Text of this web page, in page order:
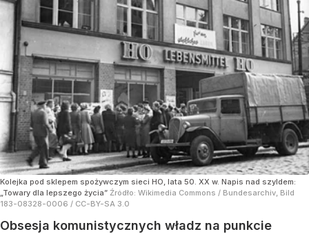
Kolejka pod sklepem spożywczym sieci HO, lata 50. XX w. Napis nad szyldem:
„Towary dla lepszego życia” Źródło: Wikimedia Commons / Bundesarchiv, Bild
183-08328-0006 / CC-BY-SA 3.0
Obsesja komunistycznych władz na punkcie